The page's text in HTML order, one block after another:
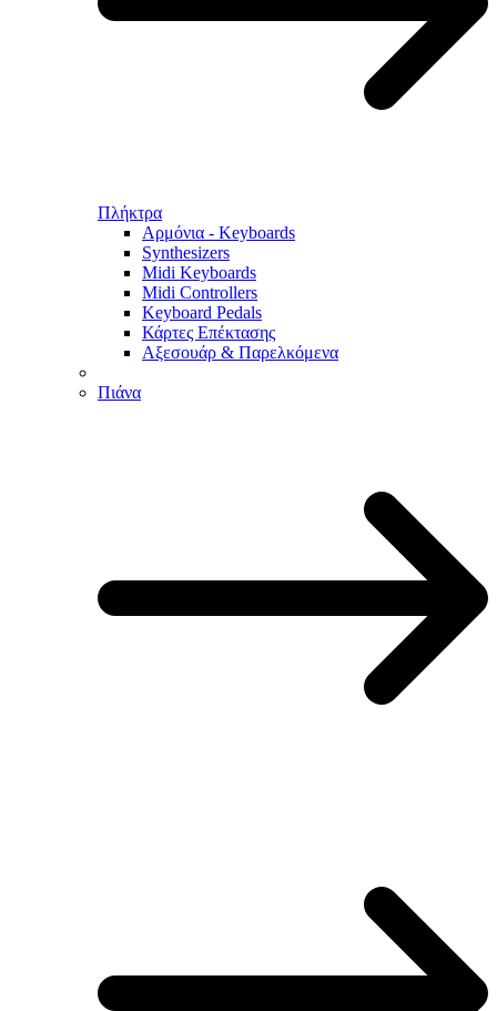
Πλήκτρα
Αρμόνια - Keyboards
Synthesizers
Midi Keyboards
Midi Controllers
Keyboard Pedals
Κάρτες Επέκτασης
Αξεσουάρ & Παρελκόμενα
Πιάνα